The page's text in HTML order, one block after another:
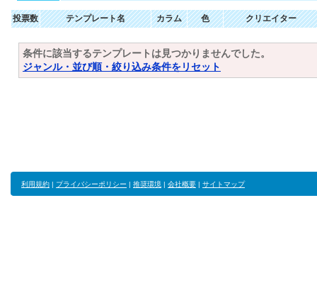
投票数 テンプレート名 カラム 色 クリエイター
条件に該当するテンプレートは見つかりませんでした。
ジャンル・並び順・絞り込み条件をリセット
利用規約 | プライバシーポリシー | 推奨環境 | 会社概要 | サイトマップ